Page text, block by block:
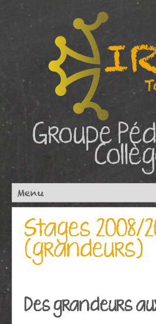
Groupe
Stages 2008/
(grandeurs)
Des grandeurs